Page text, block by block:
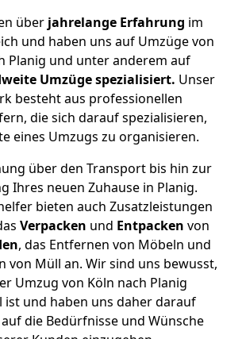
überjahrelange Erfahrung im
und haben uns auf Umzüge von
Planig und unter anderem auf
Umzüge spezialisiert. Unser
besteht aus professionellen
die sich darauf spezialisieren,
eines Umzugs zu organisieren.
über den Transport bis hin zur
Ihres neuen Zuhause in Planig.
bieten auch Zusatzleistungen
Verpacken und Entpacken von
, das Entfernen von Möbeln und
von Müll an. Wir sind uns bewusst,
Umzug von Köln nach Planig
ist und haben uns daher darauf
die Bedürfnisse und Wünsche